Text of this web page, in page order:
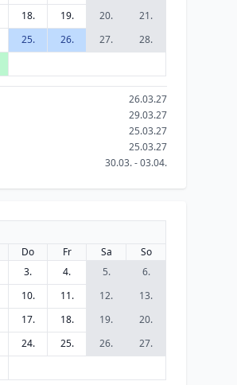
18. 19. 20.
21.
25. 26. 27.
28.
26.03.27
29.03.27
25.03.27
25.03.27
30.03. - 03.04.
Do Fr Sa
So
3. 4. 5.
6.
10. 11. 12.
13.
17. 18. 19.
20.
24. 25. 26.
27.